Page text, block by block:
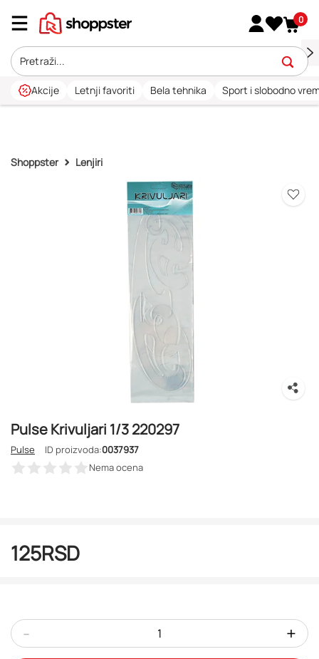
0
Akcije Letnji favoriti Bela tehnika Sport i slobodno
Shoppster Lenjiri
Pulse Krivuljari 1/3 220297
Pulse ID proizvoda:0037937
Nema ocena
125RSD
- +